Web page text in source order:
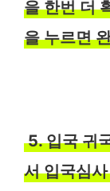
을 한번 더
을 누르면
5. 입국 귀
서 입국심